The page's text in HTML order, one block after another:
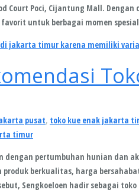
Court Poci, Cijantung Mall.
untuk berbagai momen
pusat, toko kue enak jakarta
timur
dengan pertumbuhan hunian dan
berkualitas, harga
Sengkoeloen hadir sebagai